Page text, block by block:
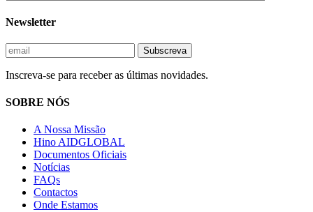
Newsletter
Inscreva-se para receber as últimas novidades.
SOBRE NÓS
A Nossa Missão
Hino AIDGLOBAL
Documentos Oficiais
Notícias
FAQs
Contactos
Onde Estamos